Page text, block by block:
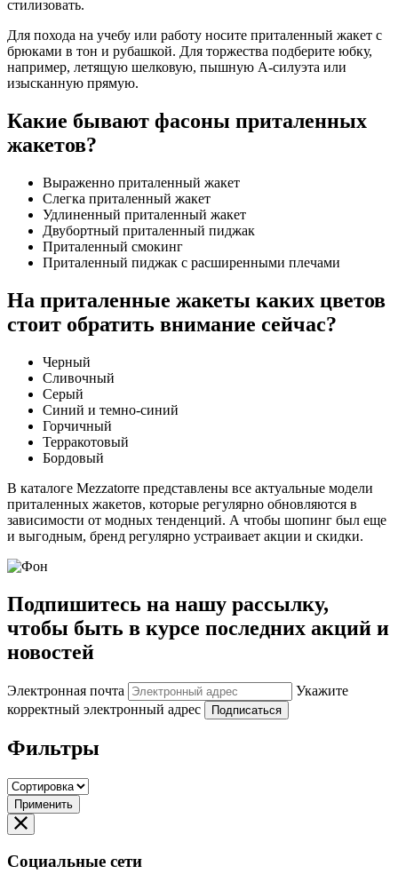
стилизовать.
Для похода на учебу или работу носите приталенный жакет с
брюками в тон и рубашкой. Для торжества подберите юбку,
например, летящую шелковую, пышную А-силуэта или
изысканную прямую.
Какие бывают фасоны приталенных
жакетов?
Выраженно приталенный жакет
Слегка приталенный жакет
Удлиненный приталенный жакет
Двубортный приталенный пиджак
Приталенный смокинг
Приталенный пиджак с расширенными плечами
На приталенные жакеты каких цветов
стоит обратить внимание сейчас?
Черный
Сливочный
Серый
Синий и темно-синий
Горчичный
Терракотовый
Бордовый
В каталоге Mezzatorre представлены все актуальные модели
приталенных жакетов, которые регулярно обновляются в
зависимости от модных тенденций. А чтобы шопинг был еще
и выгодным, бренд регулярно устраивает акции и скидки.
Подпишитесь на нашу рассылку,
чтобы быть в курсе последних акций и
новостей
Электронная почта
Укажите
корректный электронный адрес
Подписаться
Фильтры
Применить
Социальные сети